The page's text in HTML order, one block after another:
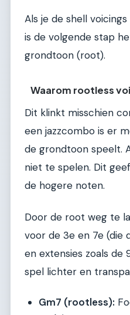
Als je de shell
is de volgende stap
grondtoon (root).
Waarom rootless
Dit klinkt misschien
een jazzcombo is er
de grondtoon speelt.
niet te spelen. Dit
de hogere noten.
Door de root weg te
voor de 3e en 7e (die
en extensies zoals de
spel lichter en
Gm7 (rootless):